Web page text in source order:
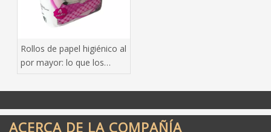
Rollos de papel higiénico al
por mayor: lo que los
hacen bien
ACERCA DE LA COMPAÑÍA